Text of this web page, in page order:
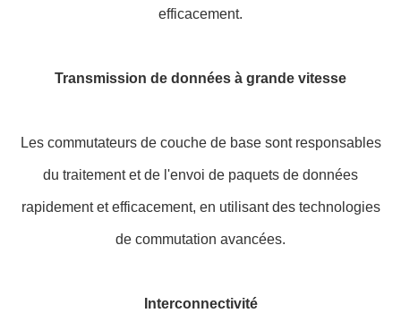
efficacement.
Transmission de données à grande vitesse
Les commutateurs de couche de base sont responsables
du traitement et de l'envoi de paquets de données
rapidement et efficacement, en utilisant des technologies
de commutation avancées.
Interconnectivité